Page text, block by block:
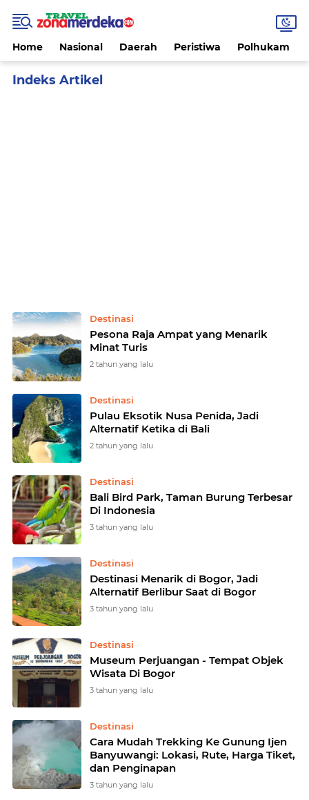
Home Nasional Daerah Peristiwa Polhukam
Destinasi
Pesona Raja Ampat yang Menarik
Minat Turis
2 tahun yang lalu
Destinasi
Pulau Eksotik Nusa Penida, Jadi
Alternatif Ketika di Bali
2 tahun yang lalu
Destinasi
Bali Bird Park, Taman Burung Terbesar
Di Indonesia
3 tahun yang lalu
Destinasi
Destinasi Menarik di Bogor, Jadi
Alternatif Berlibur Saat di Bogor
3 tahun yang lalu
Destinasi
Museum Perjuangan - Tempat Objek
Wisata Di Bogor
3 tahun yang lalu
Destinasi
Cara Mudah Trekking Ke Gunung Ijen
Banyuwangi: Lokasi, Rute, Harga Tiket,
dan Penginapan
3 tahun yang lalu